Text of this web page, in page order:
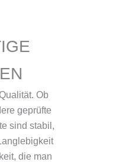
Ob
geprüfte
sind stabil,
die man